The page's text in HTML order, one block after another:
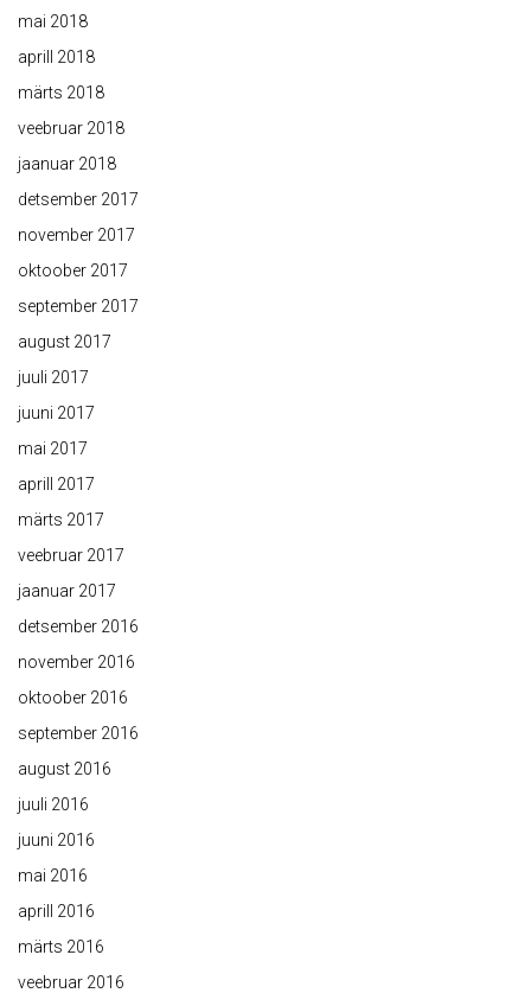
mai 2018
aprill 2018
märts 2018
veebruar 2018
jaanuar 2018
detsember 2017
november 2017
oktoober 2017
september 2017
august 2017
juuli 2017
juuni 2017
mai 2017
aprill 2017
märts 2017
veebruar 2017
jaanuar 2017
detsember 2016
november 2016
oktoober 2016
september 2016
august 2016
juuli 2016
juuni 2016
mai 2016
aprill 2016
märts 2016
veebruar 2016